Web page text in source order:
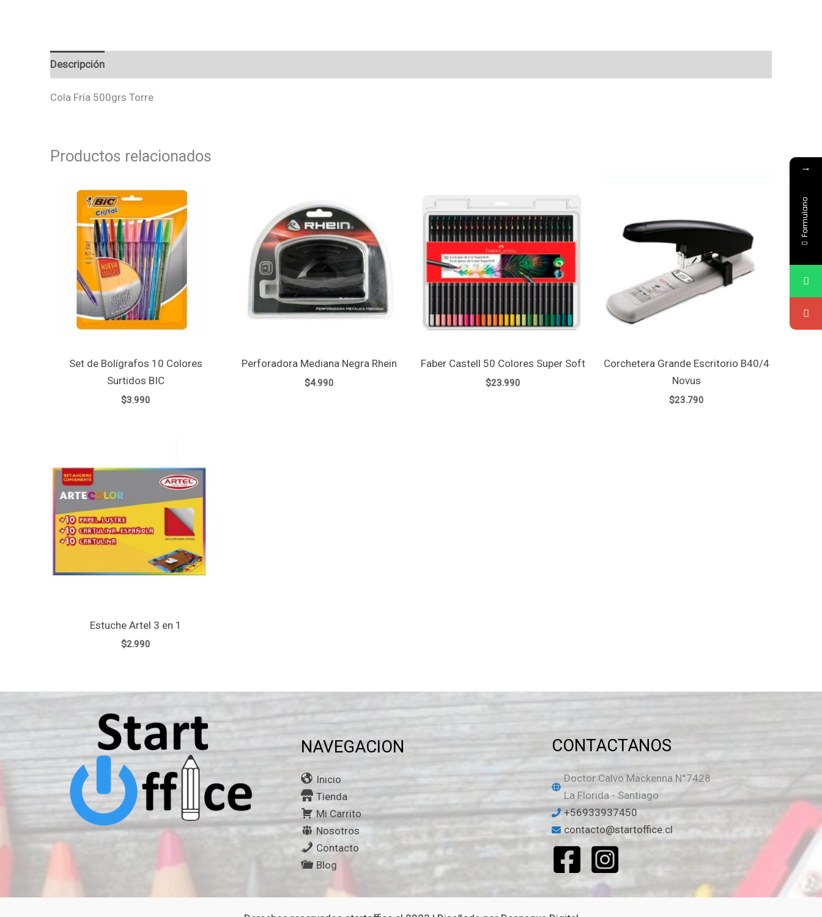
Descripción
Cola Fría 500grs Torre
Productos relacionados
Set de Bolígrafos 10 Colores
Surtidos BIC
$3.990
Perforadora Mediana Negra Rhein
$4.990
Faber Castell 50 Colores Super Soft
$23.990
Corchetera Grande Escritorio B40/4
Novus
$23.790
Estuche Artel 3 en 1
$2.990
NAVEGACION
Inicio
Tienda
Mi Carrito
Nosotros
Contacto
Blog
CONTACTANOS
Doctor Calvo Mackenna N°7428
La Florida - Santiago
+56933937450
contacto@startoffice.cl
→
Formulario